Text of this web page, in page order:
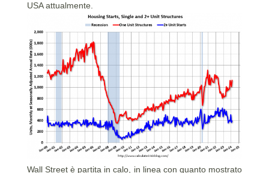
USA attualmente.
Wall Street è partita in calo, in linea con quanto mostrato